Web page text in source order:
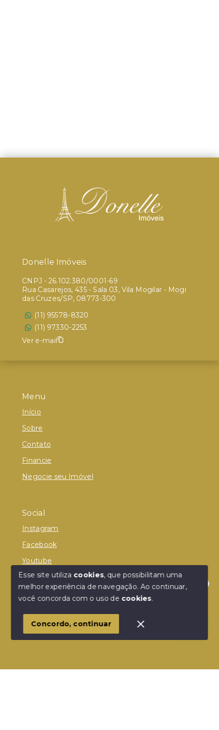
Olá! Estamos disponíveis para te ajudar.
Menu
Início
Sobre
Contato
Financie
Negocie seu Imóvel
Social
Instagram
Facebook
Youtube
© Copyright 2026 - Donelle Imóveis - Todos os
SITE PARA IMOBILIARIA
Donelle Imóveis
CNPJ - 26.102.380/0001-69
Rua Casarejos, 435 - Sala 03, Vila Mogilar - Mogi
das Cruzes/SP, 08773-300
(11) 95578-8320
(11) 97330-2253
Ver e-mail
Esse site utiliza cookies, que possibilitam uma
melhor experiência de navegação.Ao continuar,
você concorda com o uso de cookies.
Concordo, continuar